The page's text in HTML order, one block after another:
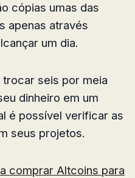
cópias umas das
apenas através
um dia.
seis por meia
dinheiro em um
é possível verificar as
seus projetos.
comprar Altcoins para